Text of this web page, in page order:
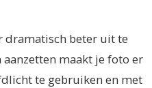
dramatisch beter uit te
maakt je foto er
te gebruiken en met